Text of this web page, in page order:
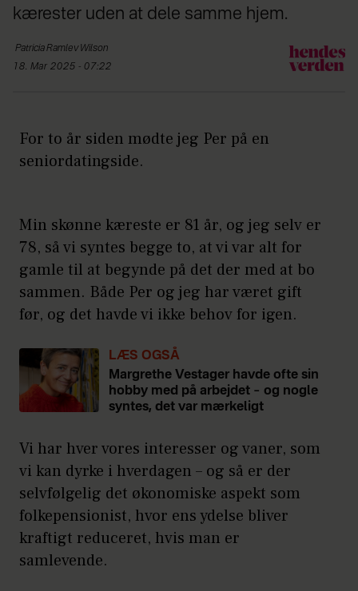
kærester uden at dele samme hjem.
Patricia Ramlev Wilson
18. Mar 2025 - 07:22
For to år siden mødte jeg Per på en
seniordatingside.
Min skønne kæreste er 81 år, og jeg selv er
78, så vi syntes begge to, at vi var alt for
gamle til at begynde på det der med at bo
sammen. Både Per og jeg har været gift
før, og det havde vi ikke behov for igen.
LÆS OGSÅ
Margrethe Vestager havde ofte sin
hobby med på arbejdet – og nogle
syntes, det var mærkeligt
Vi har hver vores interesser og vaner, som
vi kan dyrke i hverdagen – og så er der
selvfølgelig det økonomiske aspekt som
folkepensionist, hvor ens ydelse bliver
kraftigt reduceret, hvis man er
samlevende.